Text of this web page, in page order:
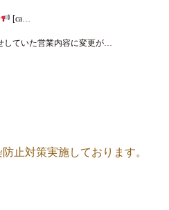
[ca…
していた営業内容に変更が…